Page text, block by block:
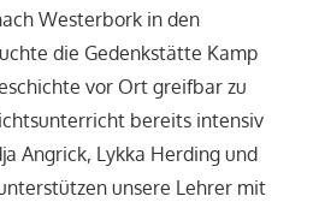
Westerbork in den
die Gedenkstätte Kamp
vor Ort greifbar zu
bereits intensiv
Angrick, Lykka Herding und
unsere Lehrer mit